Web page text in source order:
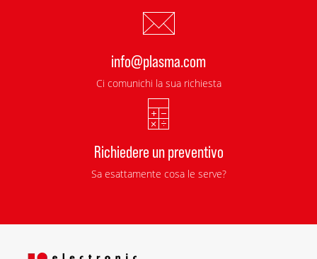
info@plasma.com
Ci comunichi la sua richiesta
Richiedere un preventivo
Sa esattamente cosa le serve?